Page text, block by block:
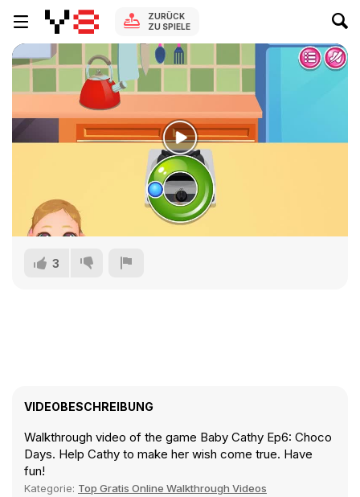
ZURÜCK
ZU SPIELE
3
VIDEOBESCHREIBUNG
Walkthrough video of the game Baby Cathy Ep6: Choco
Days. Help Cathy to make her wish come true. Have
fun!
Kategorie: Top Gratis Online Walkthrough Videos